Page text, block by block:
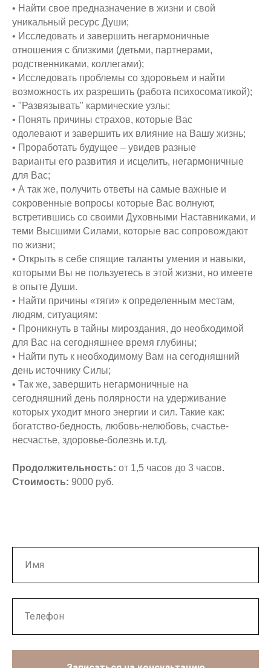
• Найти свое предназначение в жизни и свой
уникальный ресурс Души;
• Исследовать и завершить негармоничные
отношения с близкими (детьми, партнерами,
родственниками, коллегами);
• Исследовать проблемы со здоровьем и найти
возможность их разрешить (работа психосоматикой);
• "Развязывать" кармические узлы;
• Понять причины страхов, которые Вас
одолевают и завершить их влияние на Вашу жизнь;
• Проработать будущее – увидев разные
варианты его развития и исцелить, негармоничные
для Вас;
• А так же, получить ответы на самые важные и
сокровенные вопросы которые Вас волнуют,
встретившись со своими Духовными Наставниками, и
теми Высшими Силами, которые вас сопровождают
по жизни;
• Открыть в себе спящие таланты умения и навыки,
которыми Вы не пользуетесь в этой жизни, но имеете
в опыте Души.
• Найти причины «тяги» к определенным местам,
людям, ситуациям:
• Проникнуть в тайны мироздания, до необходимой
для Вас на сегодняшнее время глубины;
• Найти путь к необходимому Вам на сегодняшний
день источнику Силы;
• Так же, завершить негармоничные на
сегодняшний день полярности на удерживание
которых уходит много энергии и сил. Такие как:
богатство-бедность, любовь-нелюбовь, счастье-
несчастье, здоровье-болезнь и.т.д.
Продолжительность: от 1,5 часов до 3 часов.
Стоимость: 9000 руб.